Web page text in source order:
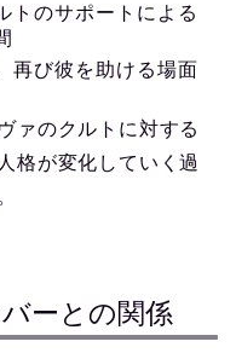
トのサポートによる
再び彼を助ける場面
ァのクルトに対する
格が変化していく過
ーとの関係